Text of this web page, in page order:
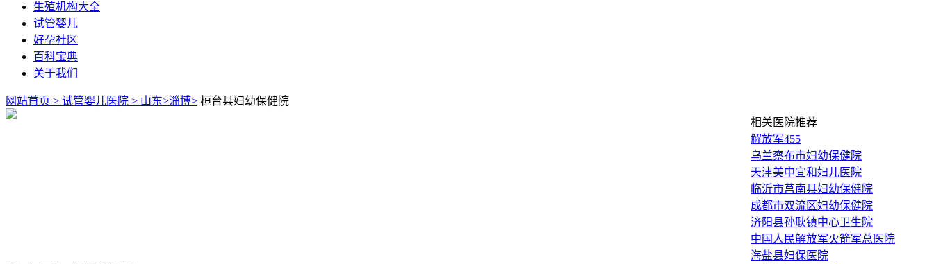
生殖机构大全
试管婴儿
好孕社区
百科宝典
关于我们
网站首页 > 试管婴儿医院 > 山东>淄博> 桓台县妇幼保健院
相关医院推荐
解放军455
乌兰察布市妇幼保健院
天津美中宜和妇儿医院
临沂市莒南县妇幼保健院
成都市双流区妇幼保健院
济阳县孙耿镇中心卫生院
中国人民解放军火箭军总医院
海盐县妇保医院